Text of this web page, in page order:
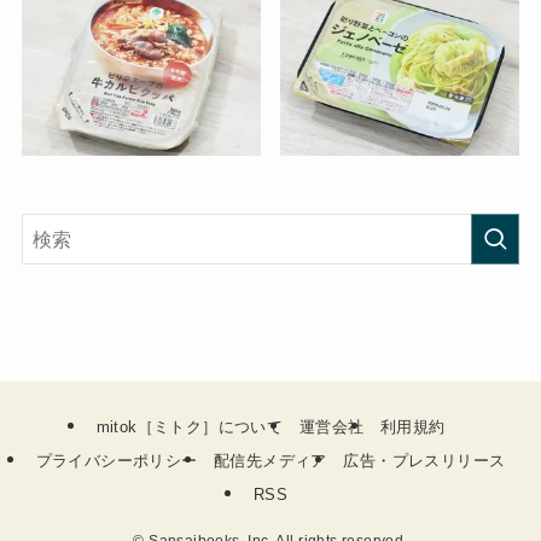
mitok［ミトク］について 運営会社
利用規約
プライバシーポリシー
配信先メディア
広告・プレスリリース
RSS